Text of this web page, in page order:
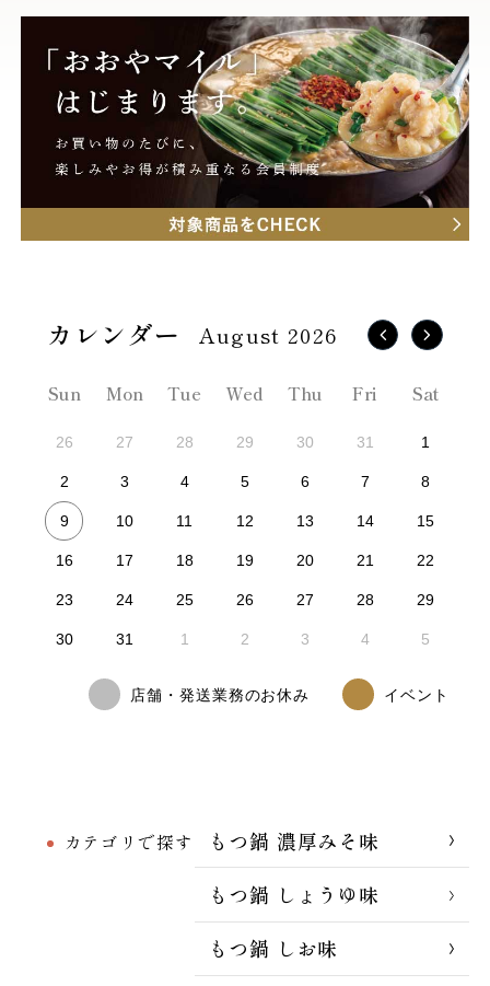
カテゴリで探す
もつ鍋 濃厚みそ味
もつ鍋 しょうゆ味
もつ鍋 しお味
August 2026
Sun Mon Tue Wed Thu Fri Sat
26 27 28 29 30 31 1
2 3 4 5 6 7 8
9 10 11 12 13 14 15
16 17 18 19 20 21 22
23 24 25 26 27 28 29
30 31 1 2 3 4 5
店舗・発送業務のお休み イベント